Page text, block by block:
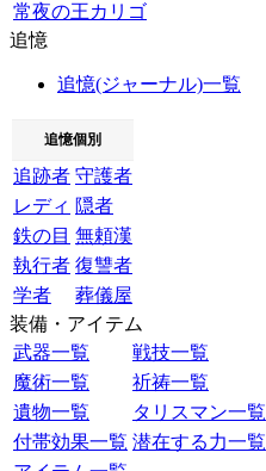
常夜の王カリゴ
追憶
追憶(ジャーナル)一覧
追憶個別
追跡者 守護者
レディ 隠者
鉄の目 無頼漢
執行者 復讐者
学者
葬儀屋
装備・アイテム
武器一覧
戦技一覧
魔術一覧
祈祷一覧
遺物一覧
タリスマン一覧
付帯効果一覧 潜在する力一覧